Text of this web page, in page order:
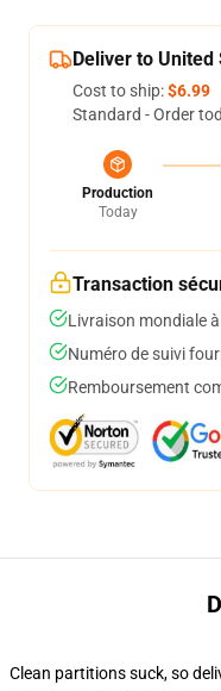
Deliver to United
Cost to ship:$6.99
Standard - Order
Production
Today
Transaction
Livraison mondiale
Numéro de suivi
Remboursement
Clean partitions suck, so